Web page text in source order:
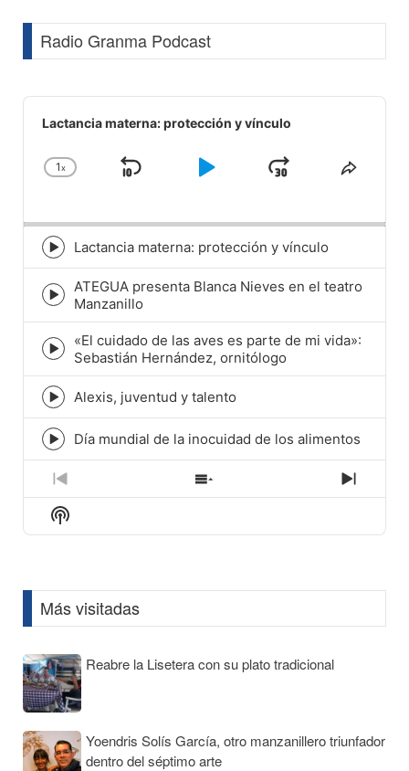
Radio Granma Podcast
Audio
Player
Lactancia materna: protección y vínculo
Change
1x
Skip
Play
JumpShare
Episode
play
icon
Lactancia materna: protección y vínculo
Episode
play
icon
ATEGUA presenta Blanca Nieves en el teatro
Manzanillo
Episode
play
icon
«El cuidado de las aves es parte de mi vida»:
Sebastián Hernández, ornitólogo
Episode
play
icon
Alexis, juventud y talento
Episode
play
icon
Día mundial de la inocuidad de los alimentos
Previous
Episode
Show
Episodes
Next
Show
Podcast
Más visitadas
Reabre la Lisetera con su plato tradicional
Yoendris Solís García, otro manzanillero triunfador
dentro del séptimo arte